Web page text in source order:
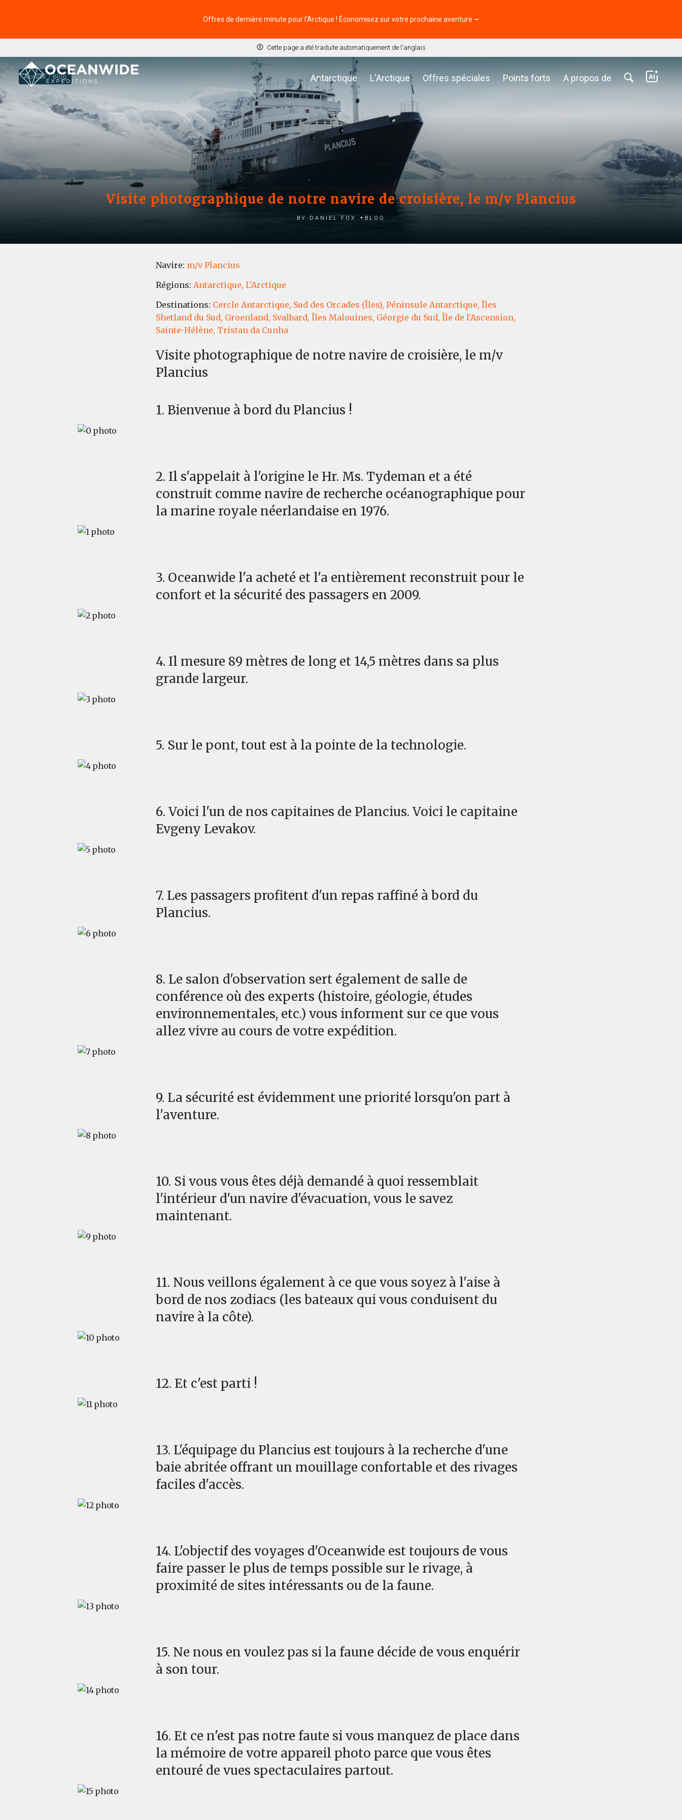
Offres de dernière minute pour l’Arctique ! Économisez sur votre prochaine aventure ⭢
Cette page a été traduite automatiquement de l'anglais
Antarctique L'Arctique Offres spéciales Points forts A propos de
Accueil Blog
Visite photographique de notre navire de croisière, le m/v Plancius
by Daniel Fox Blog
Navire: m/v Plancius
Régions: Antarctique, L'Arctique
Destinations: Cercle Antarctique, Sud des Orcades (Îles), Péninsule Antarctique, Îles
Shetland du Sud, Groenland, Svalbard, Îles Malouines, Géorgie du Sud, Île de l'Ascension,
Sainte-Hélène, Tristan da Cunha
Visite photographique de notre navire de croisière, le m/v
Plancius
1. Bienvenue à bord du Plancius !
2. Il s'appelait à l'origine le Hr. Ms. Tydeman et a été
construit comme navire de recherche océanographique pour
la marine royale néerlandaise en 1976.
3. Oceanwide l'a acheté et l'a entièrement reconstruit pour le
confort et la sécurité des passagers en 2009.
4. Il mesure 89 mètres de long et 14,5 mètres dans sa plus
grande largeur.
5. Sur le pont, tout est à la pointe de la technologie.
6. Voici l'un de nos capitaines de Plancius. Voici le capitaine
Evgeny Levakov.
7. Les passagers profitent d'un repas raffiné à bord du
Plancius.
8. Le salon d'observation sert également de salle de
conférence où des experts (histoire, géologie, études
environnementales, etc.) vous informent sur ce que vous
allez vivre au cours de votre expédition.
9. La sécurité est évidemment une priorité lorsqu'on part à
l'aventure.
10. Si vous vous êtes déjà demandé à quoi ressemblait
l'intérieur d'un navire d'évacuation, vous le savez
maintenant.
11. Nous veillons également à ce que vous soyez à l'aise à
bord de nos zodiacs (les bateaux qui vous conduisent du
navire à la côte).
12. Et c'est parti !
13. L'équipage du Plancius est toujours à la recherche d'une
baie abritée offrant un mouillage confortable et des rivages
faciles d'accès.
14. L'objectif des voyages d'Oceanwide est toujours de vous
faire passer le plus de temps possible sur le rivage, à
proximité de sites intéressants ou de la faune.
15. Ne nous en voulez pas si la faune décide de vous enquérir
à son tour.
16. Et ce n'est pas notre faute si vous manquez de place dans
la mémoire de votre appareil photo parce que vous êtes
entouré de vues spectaculaires partout.